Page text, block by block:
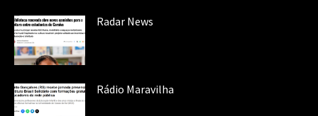
Radar News
Rádio Maravilha